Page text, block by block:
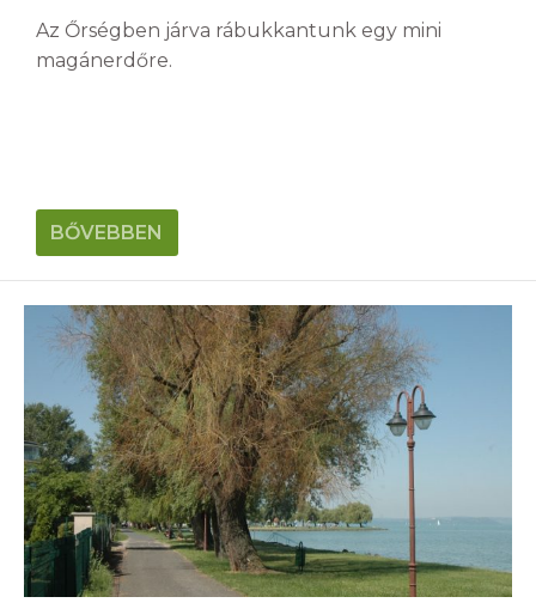
Az Őrségben járva rábukkantunk egy mini
magánerdőre.
BŐVEBBEN